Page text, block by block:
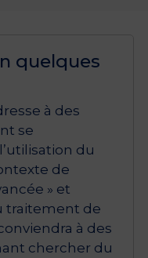
quelques
à des
se
du
de
» et
traitement de
à des
chercher du